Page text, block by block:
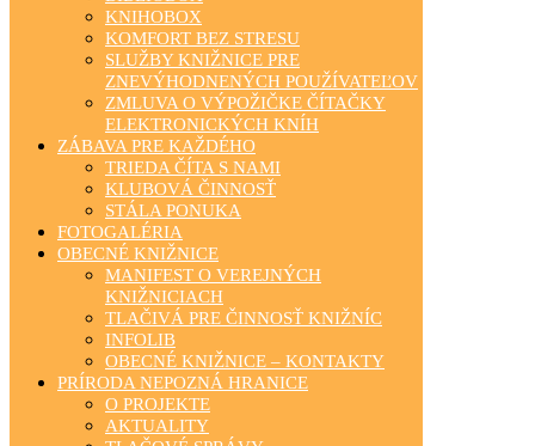
KNIHOBOX
KOMFORT BEZ STRESU
SLUŽBY KNIŽNICE PRE
ZNEVÝHODNENÝCH POUŽÍVATEĽOV
ZMLUVA O VÝPOŽIČKE ČÍTAČKY
ELEKTRONICKÝCH KNÍH
ZÁBAVA PRE KAŽDÉHO
TRIEDA ČÍTA S NAMI
KLUBOVÁ ČINNOSŤ
STÁLA PONUKA
FOTOGALÉRIA
OBECNÉ KNIŽNICE
MANIFEST O VEREJNÝCH
KNIŽNICIACH
TLAČIVÁ PRE ČINNOSŤ KNIŽNÍC
INFOLIB
OBECNÉ KNIŽNICE – KONTAKTY
PRÍRODA NEPOZNÁ HRANICE
O PROJEKTE
AKTUALITY